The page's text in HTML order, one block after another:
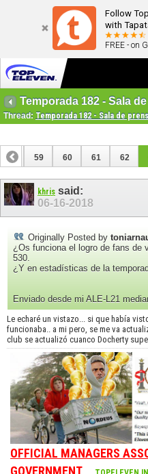
Follow
with
FREE - on
Temporada 182 - Sala
Thread: Temporada 182 - Sala de
58 59 60 61 62
78
khris said:
06-16-2018
Originally Posted by
¿Os funciona el logro de fans de
530.
¿Y en estadísticas de la
Enviado desde mi ALE-L21
Le echaré un vistazo... si que había
funcionaba.. a mi pero, se me va
club se actualizó cuanco Docherty
OFFICIAL MANAGERS
GOVERNMENT